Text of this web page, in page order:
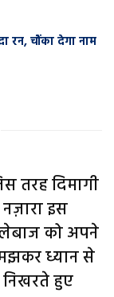
रन, चौंका देगा नाम
तरह दिमागी
इस
को अपने
ध्यान से
हुए